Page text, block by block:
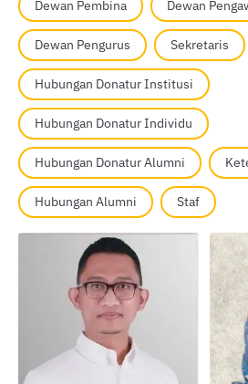
Dewan Pembina Dewan
Dewan Pengurus Sekretaris
Hubungan Donatur Institusi
Hubungan Donatur Individu
Hubungan Donatur Alumni
Hubungan Alumni Staf